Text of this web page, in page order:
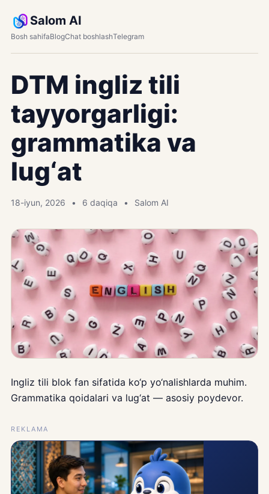
Salom AI
Bosh sahifaBlogChat boshlashTelegram
DTM ingliz tili
tayyorgarligi:
grammatika va
lug‘at
18-iyun, 2026 6 daqiqa Salom AI
Ingliz tili blok fan sifatida ko‘p yo‘nalishlarda muhim.
Grammatika qoidalari va lug‘at — asosiy poydevor.
REKLAMA